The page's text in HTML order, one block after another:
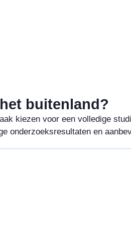
buitenland?
kiezen voor een volledige
onderzoeksresultaten en